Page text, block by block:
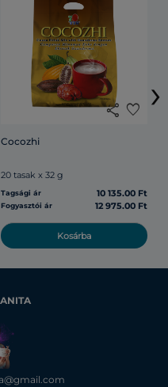
share favorite
Cocozhi
20 tasak x 32 g
Tagsági ár 10 135.00 Ft
Fogyasztói ár 12 975.00 Ft
Kosárba
›